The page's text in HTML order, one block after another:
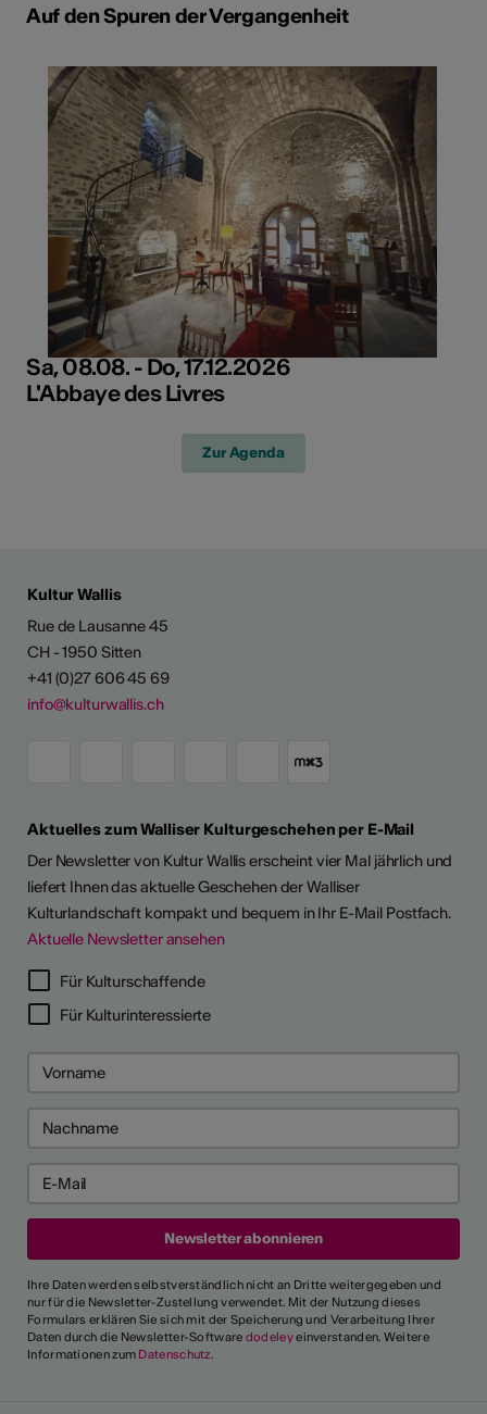
Auf den Spuren der Vergangenheit
Sa, 08.08. - Do, 17.12.2026
L'Abbaye des Livres
Zur Agenda
Kultur Wallis
Rue de Lausanne 45
CH - 1950 Sitten
+41 (0)27 606 45 69
info@kulturwallis.ch
Aktuelles zum Walliser Kulturgeschehen per E-Mail
Der Newsletter von Kultur Wallis erscheint vier Mal jährlich und
liefert Ihnen das aktuelle Geschehen der Walliser
Kulturlandschaft kompakt und bequem in Ihr E-Mail Postfach.
Aktuelle Newsletter ansehen
Für Kulturschaffende
Für Kulturinteressierte
Ihre Daten werden selbstverständlich nicht an Dritte weitergegeben und
nur für die Newsletter-Zustellung verwendet. Mit der Nutzung dieses
Formulars erklären Sie sich mit der Speicherung und Verarbeitung Ihrer
Daten durch die Newsletter-Software dodeleyeinverstanden. Weitere
Informationen zum Datenschutz.